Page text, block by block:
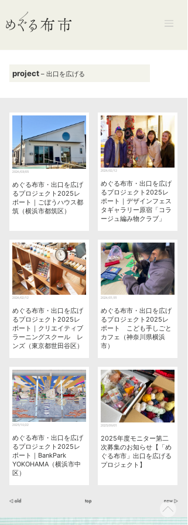
project – 出口を広げる
2026/03/05
めぐる布市・出口を広げ
るプロジェクト2025レ
ポート｜ごぼうハウス都
筑（横浜市都筑区）
2026/02/12
めぐる布市・出口を広げ
るプロジェクト2025レ
ポート｜デザインフェス
タギャラリー原宿「コラ
ージュ編み物クラブ」
2026/02/12
めぐる布市・出口を広げ
るプロジェクト2025レ
ポート｜クリエイティブ
ラーニングスクール レ
ンズ（東京都世田谷区）
2026/01/31
めぐる布市・出口を広げ
るプロジェクト2025レ
ポート こども手しごと
カフェ（神奈川県横浜
市）
2025/10/22
めぐる布市・出口を広げ
るプロジェクト2025レ
ポート｜BankPark
YOKOHAMA（横浜市中
区）
2025/09/01
2025年度モニター第二
次募集のお知らせ【「め
ぐる布市」出口を広げる
プロジェクト】